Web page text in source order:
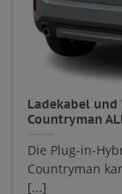
Ladekabel und
Countryman
Die Plug-in-
Countryman
[...]